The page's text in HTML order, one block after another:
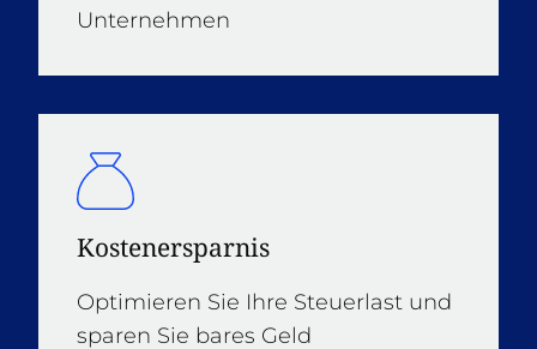
Unternehmen
Kostenersparnis
Optimieren Sie Ihre Steuerlast und
sparen Sie bares Geld